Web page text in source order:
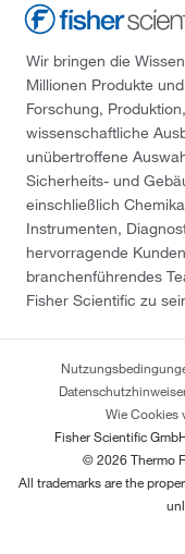
Wir bringen die
Millionen Produkte
Forschung,
wissenschaftliche
unübertroffene
Sicherheits- und
einschließlich
Instrumenten,
hervorragende
branchenführendes
Fisher Scientific zu
Wie Cookies
Fisher Scientific
© 2026 Thermo
All trademarks are the